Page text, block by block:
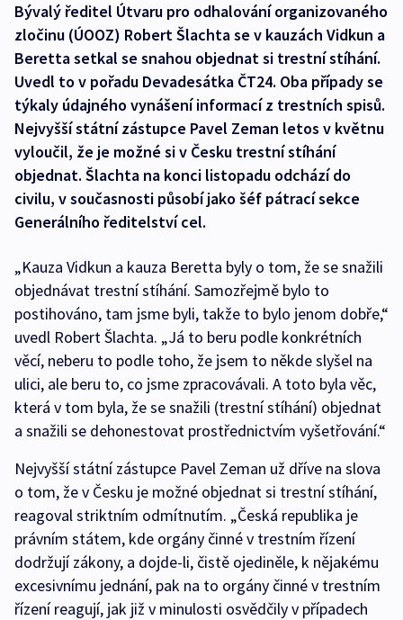
Bývalý ředitel Útvaru pro odhalování organizovaného
zločinu (ÚOOZ) Robert Šlachta se v kauzách Vidkun a
Beretta setkal se snahou objednat si trestní stíhání.
Uvedl to v pořadu Devadesátka ČT24. Oba případy se
týkaly údajného vynášení informací z trestních spisů.
Nejvyšší státní zástupce Pavel Zeman letos v květnu
vyloučil, že je možné si v Česku trestní stíhání
objednat. Šlachta na konci listopadu odchází do
civilu, v současnosti působí jako šéf pátrací sekce
Generálního ředitelství cel.
„Kauza Vidkun a kauza Beretta byly o tom, že se snažili
objednávat trestní stíhání. Samozřejmě bylo to
postihováno, tam jsme byli, takže to bylo jenom dobře,“
uvedl Robert Šlachta. „Já to beru podle konkrétních
věcí, neberu to podle toho, že jsem to někde slyšel na
ulici, ale beru to, co jsme zpracovávali. A toto byla věc,
která v tom byla, že se snažili (trestní stíhání) objednat
a snažili se dehonestovat prostřednictvím vyšetřování.“
Nejvyšší státní zástupce Pavel Zeman už dříve na slova
o tom, že v Česku je možné objednat si trestní stíhání,
reagoval striktním odmítnutím. „Česká republika je
právním státem, kde orgány činné v trestním řízení
dodržují zákony, a dojde-li, čistě ojediněle, k nějakému
excesivnímu jednání, pak na to orgány činné v trestním
řízení reagují, jak již v minulosti osvědčily v případech